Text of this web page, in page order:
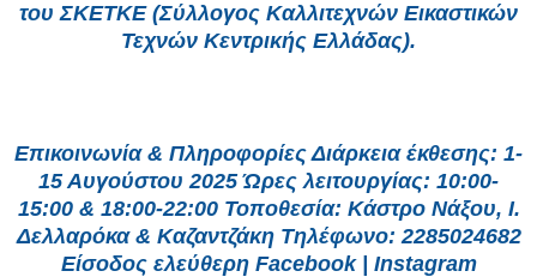
του ΣΚΕΤΚΕ (Σύλλογος Καλλιτεχνών Εικαστικών
Τεχνών Κεντρικής Ελλάδας).
Επικοινωνία & Πληροφορίες Διάρκεια έκθεσης: 1-
15 Αυγούστου 2025 Ώρες λειτουργίας: 10:00-
15:00 & 18:00-22:00 Τοποθεσία: Κάστρο Νάξου, Ι.
Δελλαρόκα & Καζαντζάκη Τηλέφωνο: 2285024682
Είσοδος ελεύθερη Facebook | Instagram